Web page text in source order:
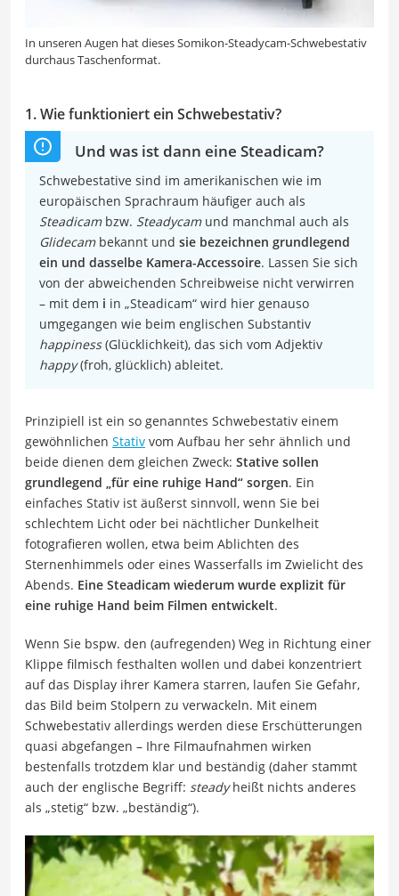
In unseren Augen hat dieses Somikon-Steadycam-Schwebestativ
durchaus Taschenformat.
1. Wie funktioniert ein Schwebestativ?
Und was ist dann eine Steadicam?
Schwebestative sind im amerikanischen wie im
europäischen Sprachraum häufiger auch als
Steadicam bzw. Steadycam und manchmal auch als
Glidecam bekannt und sie bezeichnen grundlegend
ein und dasselbe Kamera-Accessoire. Lassen Sie sich
von der abweichenden Schreibweise nicht verwirren
– mit dem i in „Steadicam“ wird hier genauso
umgegangen wie beim englischen Substantiv
happiness(Glücklichkeit), das sich vom Adjektiv
happy(froh, glücklich) ableitet.
Prinzipiell ist ein so genanntes Schwebestativ einem
gewöhnlichen Stativ vom Aufbau her sehr ähnlich und
beide dienen dem gleichen Zweck: Stative sollen
grundlegend „für eine ruhige Hand“ sorgen. Ein
einfaches Stativ ist äußerst sinnvoll, wenn Sie bei
schlechtem Licht oder bei nächtlicher Dunkelheit
fotografieren wollen, etwa beim Ablichten des
Sternenhimmels oder eines Wasserfalls im Zwielicht des
Abends. Eine Steadicam wiederum wurde explizit für
eine ruhige Hand beim Filmen entwickelt.
Wenn Sie bspw. den (aufregenden) Weg in Richtung einer
Klippe filmisch festhalten wollen und dabei konzentriert
auf das Display ihrer Kamera starren, laufen Sie Gefahr,
das Bild beim Stolpern zu verwackeln. Mit einem
Schwebestativ allerdings werden diese Erschütterungen
quasi abgefangen – Ihre Filmaufnahmen wirken
bestenfalls trotzdem klar und beständig (daher stammt
auch der englische Begriff: steadyheißt nichts anderes
als „stetig“ bzw. „beständig“).